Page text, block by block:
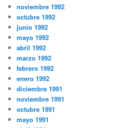
noviembre 1992
octubre 1992
junio 1992
mayo 1992
abril 1992
marzo 1992
febrero 1992
enero 1992
diciembre 1991
noviembre 1991
octubre 1991
mayo 1991